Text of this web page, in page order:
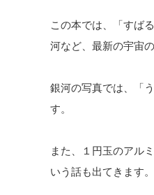
この本では、「すば
河など、最新の宇宙
銀河の写真では、「
す。
また、１円玉のアル
いう話も出てきます